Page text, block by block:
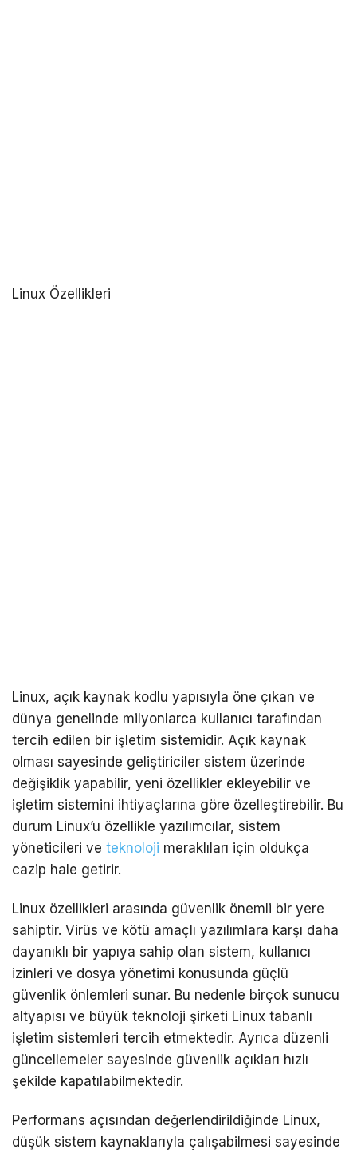
Linux Özellikleri
Linux, açık kaynak kodlu yapısıyla öne çıkan ve
dünya genelinde milyonlarca kullanıcı tarafından
tercih edilen bir işletim sistemidir. Açık kaynak
olması sayesinde geliştiriciler sistem üzerinde
değişiklik yapabilir, yeni özellikler ekleyebilir ve
işletim sistemini ihtiyaçlarına göre özelleştirebilir. Bu
durum Linux’u özellikle yazılımcılar, sistem
yöneticileri ve teknoloji meraklıları için oldukça
cazip hale getirir.
Linux özellikleri arasında güvenlik önemli bir yere
sahiptir. Virüs ve kötü amaçlı yazılımlara karşı daha
dayanıklı bir yapıya sahip olan sistem, kullanıcı
izinleri ve dosya yönetimi konusunda güçlü
güvenlik önlemleri sunar. Bu nedenle birçok sunucu
altyapısı ve büyük teknoloji şirketi Linux tabanlı
işletim sistemleri tercih etmektedir. Ayrıca düzenli
güncellemeler sayesinde güvenlik açıkları hızlı
şekilde kapatılabilmektedir.
Performans açısından değerlendirildiğinde Linux,
düşük sistem kaynaklarıyla çalışabilmesi sayesinde